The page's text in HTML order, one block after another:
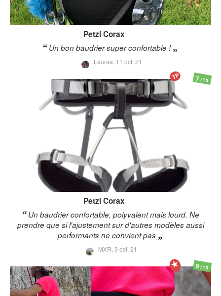
PetzlCorax
Un bon baudrier super confortable !
Lauraa, 11 oct. 21
PetzlCorax
Un baudrier confortable, polyvalent mais lourd. Ne
prendre que si l'ajustement sur d'autres modèles aussi
performants ne convient pas
MXR, 3 oct. 21
7/10
TP
9/10